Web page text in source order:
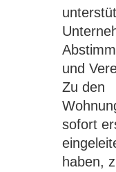
und
Zu den
sofort
haben,